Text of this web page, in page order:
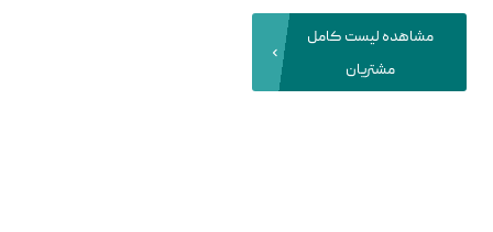
مشاهده لیست کامل
مشتریان